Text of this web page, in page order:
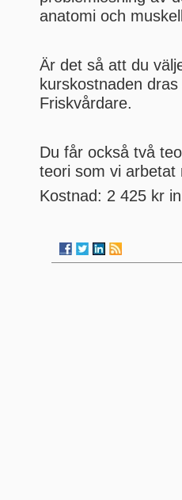
anatomi och
Är det så att du
kurskostnaden
Friskvårdare.
Du får också två
teori som vi arbetat
Kostnad: 2 425 kr